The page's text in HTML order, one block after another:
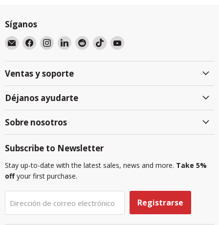
Síganos
Encuéntrenos
en
Correo
electrónico
Encuéntrenos
en
Facebook
Encuéntrenos
en
Instagram
Encuéntrenos
en
LinkedIn
Encuéntrenos
en
Reddit
Encuéntrenos
en
TikTok
Encuéntrenos
YouTube
Ventas y soporte
Déjanos ayudarte
Sobre nosotros
Subscribe to Newsletter
Stay up-to-date with the latest sales, news and more. Take 5%
offyour first purchase.
Dirección de correo electrónico Registrarse